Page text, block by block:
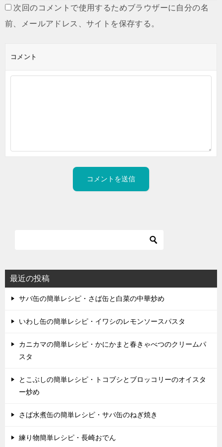
次回のコメントで使用するためブラウザーに自分の名
前、メールアドレス、サイトを保存する。
コメント
最近の投稿
サバ缶の簡単レシピ・さば缶と白菜の中華炒め
いわし缶の簡単レシピ・イワシのレモンソースパスタ
カニカマの簡単レシピ・かにかまと春きゃべつのクリームパ
スタ
とこぶしの簡単レシピ・トコブシとブロッコリーのオイスタ
ー炒め
さば水煮缶の簡単レシピ・サバ缶のねぎ焼き
練り物簡単レシピ・長崎おでん